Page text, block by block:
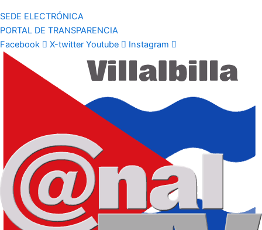
SEDE ELECTRÓNICA
PORTAL DE TRANSPARENCIA
Facebook
X-twitter Youtube Instagram